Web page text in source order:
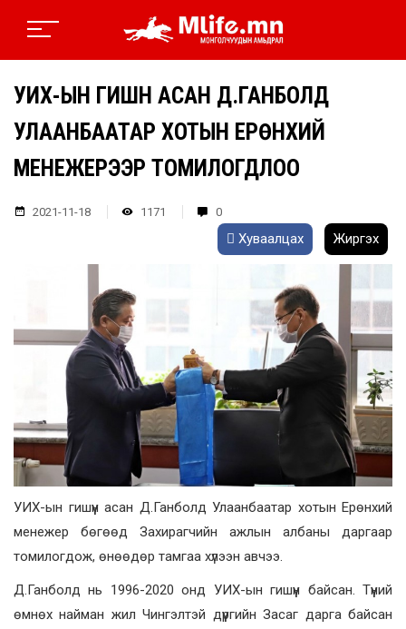
УИХ-ЫН ГИШҮҮН АСАН Д.ГАНБОЛД
УЛААНБААТАР ХОТЫН ЕРӨНХИЙ
МЕНЕЖЕРЭЭР ТОМИЛОГДЛОО
2021-11-18 1171 0
Хуваалцах Жиргэх
УИХ-ын гишүүн асан Д.Ганболд Улаанбаатар хотын Ерөнхий
менежер бөгөөд Захирагчийн ажлын албаны даргаар
томилогдож, өнөөдөр тамгаа хүлээн авчээ.
Д.Ганболд нь 1996-2020 онд УИХ-ын гишүүн байсан. Түүний
өмнөх найман жил Чингэлтэй дүүргийн Засаг дарга байсан